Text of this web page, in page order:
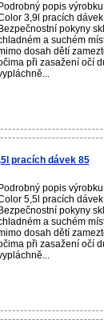
Podrobný popis výrobku
3,9l pracích
Bezpečnostní pokyny
a suchém
dosah dětí
při zasažení očí
pracích dávek 85
Podrobný popis výrobku
5,5l pracích
Bezpečnostní pokyny
a suchém
dosah dětí
při zasažení očí